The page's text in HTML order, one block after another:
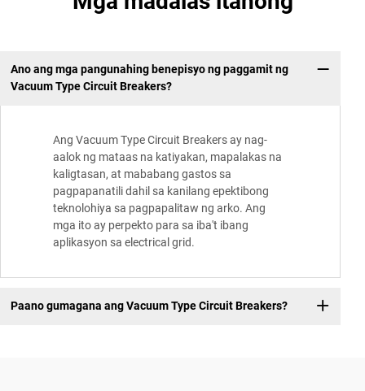
Ano ang mga pangunahing benepisyo ng paggamit ng
Vacuum Type Circuit Breakers?
Ang Vacuum Type Circuit Breakers ay nag-
aalok ng mataas na katiyakan, mapalakas na
kaligtasan, at mababang gastos sa
pagpapanatili dahil sa kanilang epektibong
teknolohiya sa pagpapalitaw ng arko. Ang
mga ito ay perpekto para sa iba't ibang
aplikasyon sa electrical grid.
Paano gumagana ang Vacuum Type Circuit Breakers?